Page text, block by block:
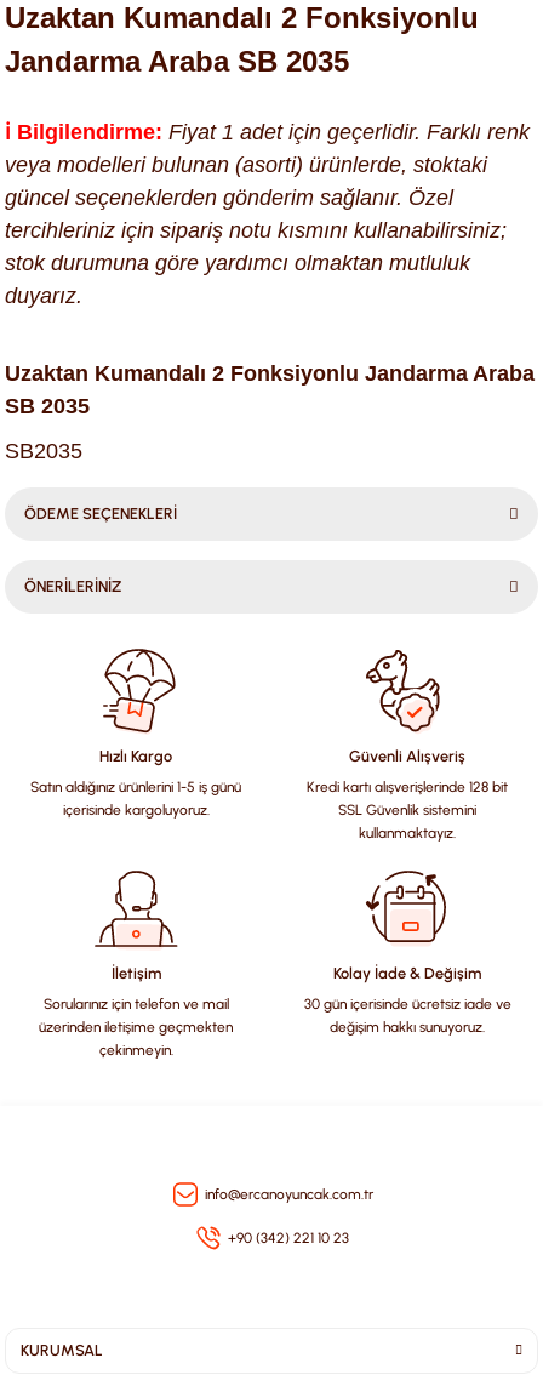
Uzaktan Kumandalı 2 Fonksiyonlu
Jandarma Araba SB 2035
ℹ️ Bilgilendirme: Fiyat 1 adet için geçerlidir. Farklı renk
veya modelleri bulunan (asorti) ürünlerde, stoktaki
güncel seçeneklerden gönderim sağlanır. Özel
tercihleriniz için sipariş notu kısmını kullanabilirsiniz;
stok durumuna göre yardımcı olmaktan mutluluk
duyarız.
Uzaktan Kumandalı 2 Fonksiyonlu Jandarma Araba
SB 2035
SB2035
ÖDEME SEÇENEKLERİ
ÖNERİLERİNİZ
konularda yetersiz gördüğünüz noktaları öneri formunu
kullanarak tarafımıza iletebilirsiniz.
Görüş ve önerileriniz için teşekkür ederiz.
Ürün resmi kalitesiz, bozuk veya görüntülenemiyor.
Ürün açıklamasında eksik bilgiler bulunuyor.
Ürün bilgilerinde hatalar bulunuyor.
Ürün fiyatı diğer sitelerden daha pahalı.
Bu ürüne benzer farklı alternatifler olmalı.
Hızlı Kargo
Satın aldığınız ürünlerini 1-5 iş günü
içerisinde kargoluyoruz.
Güvenli Alışveriş
Kredi kartı alışverişlerinde 128 bit
SSL Güvenlik sistemini
kullanmaktayız.
İletişim
Sorularınız için telefon ve mail
üzerinden iletişime geçmekten
çekinmeyin.
Kolay İade & Değişim
30 gün içerisinde ücretsiz iade ve
değişim hakkı sunuyoruz.
info@ercanoyuncak.com.tr
+90 (342) 221 10 23
KURUMSAL